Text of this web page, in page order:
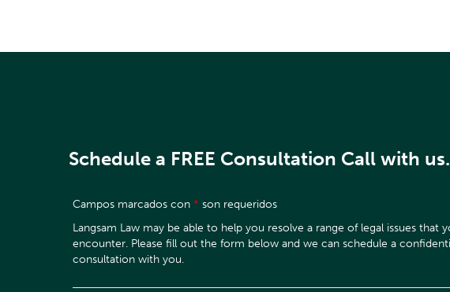
Schedule a FREE Consultation Call with us.
Campos marcados con * son requeridos